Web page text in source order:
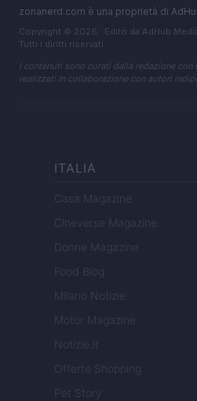
zonanerd.com è una proprietà di
Copyright © 2026 · Edito da AdHub
Tutti i diritti riservati
I contenuti sono curati dalla redazione
realizzati in collaborazione con autori
ITALIA
Casa Magazine
Cineverse Magazine
Donne Magazine
Food Blog
Milano Notizie
Motor Magazine
Notizie.it
Offerte Shopping
Pet Story